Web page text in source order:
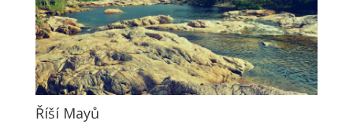
Říší Mayů